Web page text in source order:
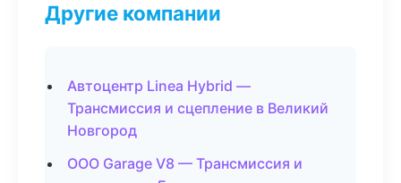
Другие компании
Автоцентр Linea Hybrid —
Трансмиссия и сцепление в Великий
Новгород
ООО Garage V8 — Трансмиссия и